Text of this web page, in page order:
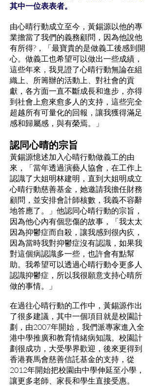
其中一位表表者。
由心晴行動成立至今，黃錫源以他的專
業擔當了我們的義務顧問，因為他說他
有所得?，「最寶貴的是做義工後感到開
心。做義工也希望可以做出一些成績，
這些年來，我見證了心晴行動無論在組
織上、所籌辦的活動上、對社會的貢
獻，各方面一直不斷成長和進步，亦得
到社會上愈來愈多人的支持，這些完全
超越所有可量化的回報，讓我獲得滿足
感和歸屬感，與有榮焉。」
認同心晴的宗旨
黃錫源憶述加入心晴行動做義工的由
來，「當年透過演藝人協會，在工作上
認識了大姐明林建明，直到大姐明成立
心晴行動慈善基金，她邀請我擔任財務
顧問，並安排會計師核數，我義不容辭
地答應了。」他認同心晴行動的宗旨，
因為他心內有個悲傷的故事，「我太太
因為抑鬱症而自殺，讓我感到很內疚，
因為當時我對抑鬱症沒有認識，如果我
對這個病認識多一些，也許會有點幫
助。我希望可以透過心晴行動令更多人
認識抑鬱症，所以我很願意支持心晴所
做的事情。」
在過往心晴行動的工作中，黃錫源作出
了很多建議，其中一個項目就是校園計
劃，由2007年開始，我們派專家進入全
港中學推廣和教育情緒病知識。校園計
劃很成功，大受學界歡迎，後來更得到
香港賽馬會慈善信託基金的支持，從
2012年開始把校園由中學伸延至小學，
讓更多老師、家長和學生直接受惠。